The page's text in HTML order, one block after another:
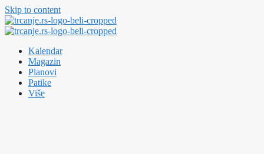
Skip to content
Kalendar
Magazin
Planovi
Patike
Više